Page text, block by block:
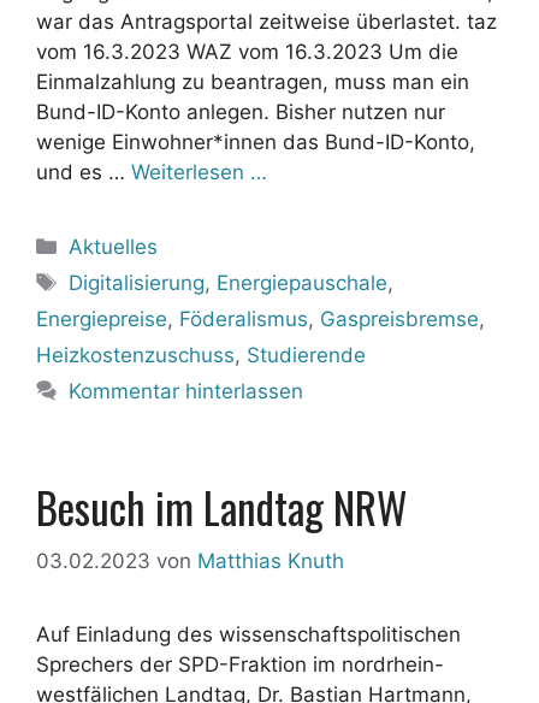
war das Antragsportal zeitweise überlastet. taz
vom 16.3.2023 WAZ vom 16.3.2023 Um die
Einmalzahlung zu beantragen, muss man ein
Bund-ID-Konto anlegen. Bisher nutzen nur
wenige Einwohner*innen das Bund-ID-Konto,
und es … Weiterlesen …
Kategorien
Aktuelles
Schlagwörter
Digitalisierung, Energiepauschale,
Energiepreise, Föderalismus, Gaspreisbremse,
Heizkostenzuschuss, Studierende
Kommentar hinterlassen
Besuch im Landtag NRW
03.02.2023 von Matthias Knuth
Auf Einladung des wissenschaftspolitischen
Sprechers der SPD-Fraktion im nordrhein-
westfälichen Landtag, Dr. Bastian Hartmann,